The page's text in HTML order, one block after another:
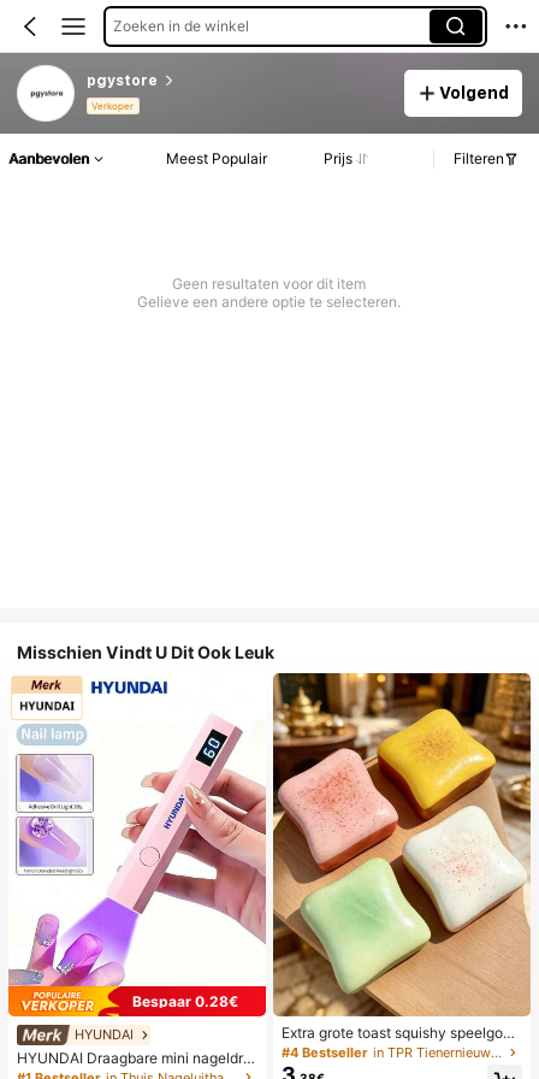
Zoeken in de winkel
pgystore
Verkoper
Volgend
Aanbevolen Meest Populair Prijs Filteren
Geen resultaten voor dit item
Gelieve een andere optie te selecteren.
Misschien Vindt U Dit Ook Leuk
Bespaar 0.28€
HYUNDAI
HYUNDAI Draagbare mini nageldro
ger, oplaadbare handlamp UV/LED
Extra grote toast squishy speelgoe
d, superzachte boter toast stressve
rlichtend knijpspeelgoed, verkrijgba
#4 Bestseller in TPR Tienernieuwigheid en grappenspeelgoed